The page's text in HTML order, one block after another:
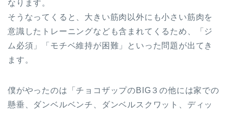
なります。
そうなってくると、大きい筋肉以外にも小さい筋肉を
意識したトレーニングなども含まれてくるため、「ジ
ム必須」「モチベ維持が困難」といった問題が出てき
ます。
僕がやったのは「チョコザップのBIG３の他には家での
懸垂、ダンベルベンチ、ダンベルスクワット、ディッ